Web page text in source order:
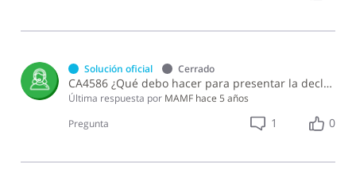
Solución oficial Cerrado
CA4586 ¿Qué debo hacer para presentar la declaración de la contribución especial para la gestión integral de residuos sólidos?
Última respuesta por MAMF hace 5 años
Pregunta
1 0